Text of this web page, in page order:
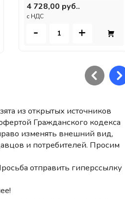
4 728,00 руб..
c НДС
- +
из открытых источников
Гражданского кодекса
изменять внешний вид,
и потребителей. Просим
отправить гиперссылку